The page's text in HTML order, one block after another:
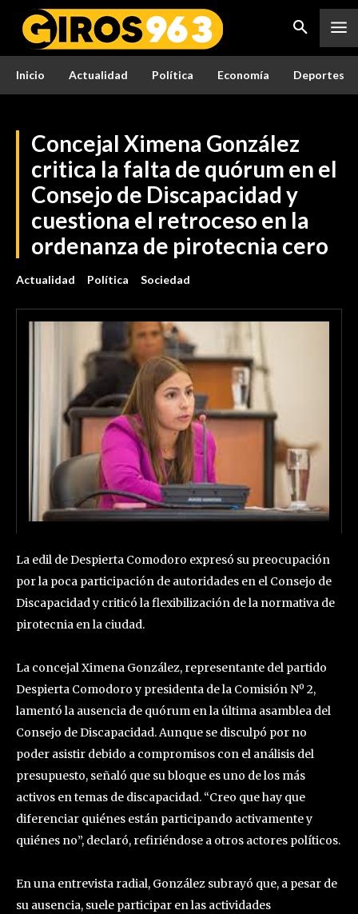
Inicio Actualidad Política Economía Deportes
Concejal Ximena González
critica la falta de quórum en el
Consejo de Discapacidad y
cuestiona el retroceso en la
ordenanza de pirotecnia cero
Actualidad Política Sociedad
La edil de Despierta Comodoro expresó su preocupación
por la poca participación de autoridades en el Consejo de
Discapacidad y criticó la flexibilización de la normativa de
pirotecnia en la ciudad.
La concejal Ximena González, representante del partido
Despierta Comodoro y presidenta de la Comisión Nº 2,
lamentó la ausencia de quórum en la última asamblea del
Consejo de Discapacidad. Aunque se disculpó por no
poder asistir debido a compromisos con el análisis del
presupuesto, señaló que su bloque es uno de los más
activos en temas de discapacidad. “Creo que hay que
diferenciar quiénes están participando activamente y
quiénes no”, declaró, refiriéndose a otros actores políticos.
En una entrevista radial, González subrayó que, a pesar de
su ausencia, suele participar en las actividades